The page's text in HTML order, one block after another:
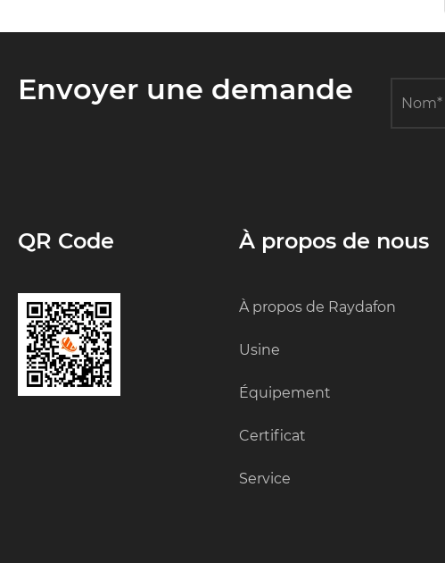
Envoyer une demande
QR Code À propos de nous
À propos de Raydafon
Usine
Équipement
Certificat
Service